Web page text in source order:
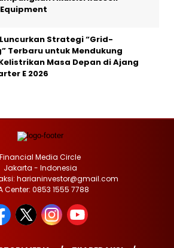
Strategi “Grid-
Terbaru untuk Mendukung
Masa Depan di Ajang
E 2026
Financial Media Circle
Jakarta - Indonesia
harianinvestor@gmail.com
Center: 0853 1555 7788